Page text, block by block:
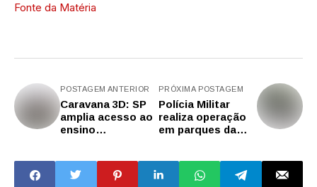
Fonte da Matéria
POSTAGEM ANTERIOR
Caravana 3D: SP
amplia acesso ao
ensino
R$ 30,5 mi na
Fatec Suzano
PRÓXIMA POSTAGEM
Polícia Militar
realiza operação
em parques da
semana seguido